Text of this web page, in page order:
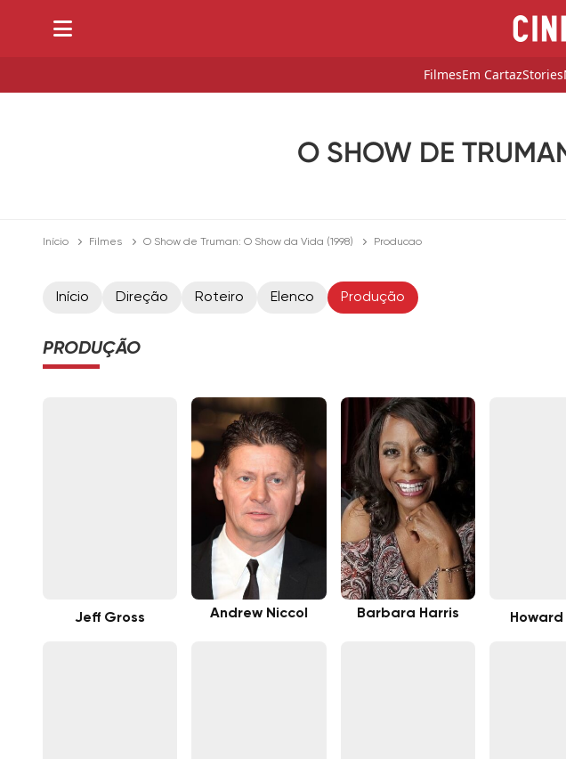
FilmesEm CartazStories
O SHOW DE
Início Filmes O Show de Truman: O Show da Vida (1998) Producao
Início Direção Roteiro Elenco Produção
PRODUÇÃO
Jeff Gross Andrew Niccol Barbara Harris Howard